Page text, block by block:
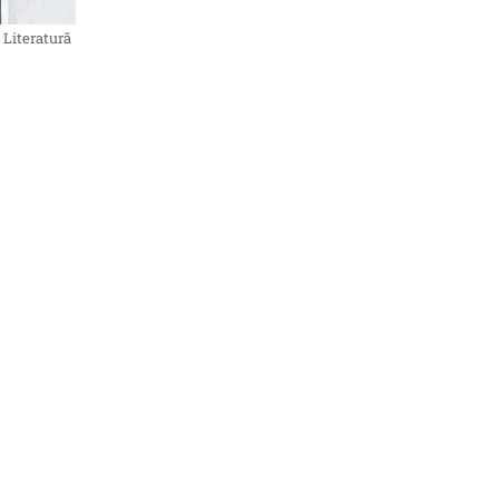
Literatură